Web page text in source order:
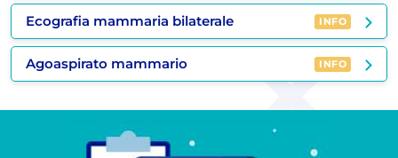
Ecografia mammaria bilaterale INFO
Agoaspirato mammario INFO